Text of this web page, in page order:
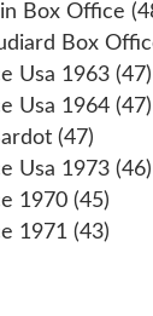
Box Office
Box
Usa 1963 (47)
Usa 1964 (47)
(47)
Usa 1973 (46)
1970 (45)
1971 (43)